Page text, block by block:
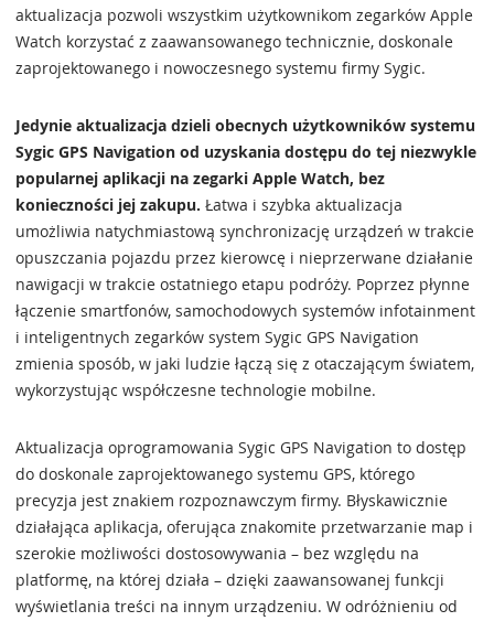
aktualizacja pozwoli wszystkim użytkownikom zegarków Apple
Watch korzystać z zaawansowanego technicznie, doskonale
zaprojektowanego i nowoczesnego systemu firmy Sygic.
Jedynie aktualizacja dzieli obecnych użytkowników systemu
Sygic GPS Navigation od uzyskania dostępu do tej niezwykle
popularnej aplikacji na zegarki Apple Watch, bez
konieczności jej zakupu. Łatwa i szybka aktualizacja
umożliwia natychmiastową synchronizację urządzeń w trakcie
opuszczania pojazdu przez kierowcę i nieprzerwane działanie
nawigacji w trakcie ostatniego etapu podróży. Poprzez płynne
łączenie smartfonów, samochodowych systemów infotainment
i inteligentnych zegarków system Sygic GPS Navigation
zmienia sposób, w jaki ludzie łączą się z otaczającym światem,
wykorzystując współczesne technologie mobilne.
Aktualizacja oprogramowania Sygic GPS Navigation to dostęp
do doskonale zaprojektowanego systemu GPS, którego
precyzja jest znakiem rozpoznawczym firmy. Błyskawicznie
działająca aplikacja, oferująca znakomite przetwarzanie map i
szerokie możliwości dostosowywania – bez względu na
platformę, na której działa – dzięki zaawansowanej funkcji
wyświetlania treści na innym urządzeniu. W odróżnieniu od